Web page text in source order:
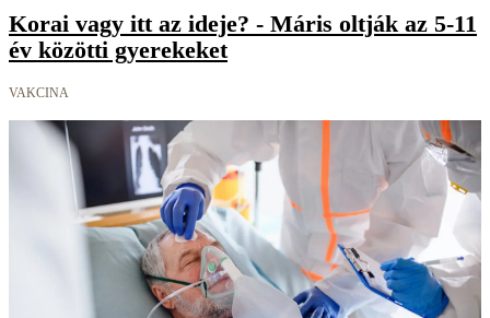
Korai vagy itt az ideje? - Máris oltják az 5-11
év közötti gyerekeket
VAKCINA